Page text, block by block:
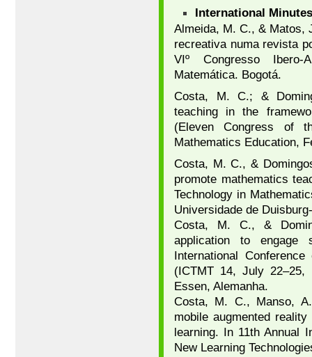
International
Almeida, M. C., & Matos,
recreativa numa revista
VIº Congresso
Matemática. Bogotá.
Costa, M. C.; &
teaching in the
(Eleven Congress of
Mathematics Education,
Costa, M. C., &
promote mathematics
Technology in
Universidade de
Costa, M. C., &
application to engage
International
(ICTMT 14, July 22–25,
Essen, Alemanha.
Costa, M. C., Manso,
mobile augmented
learning. In 11th Annual
New Learning